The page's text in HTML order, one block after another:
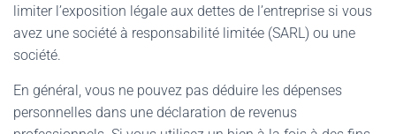
limiter l’exposition légale aux dettes de l’entreprise si vous
avez une société à responsabilité limitée (SARL) ou une
société.
En général, vous ne pouvez pas déduire les dépenses
personnelles dans une déclaration de revenus